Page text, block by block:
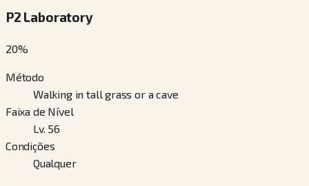
P2 Laboratory
20%
Método
Walking in tall grass or a cave
Faixa de Nível
Lv. 56
Condições
Qualquer